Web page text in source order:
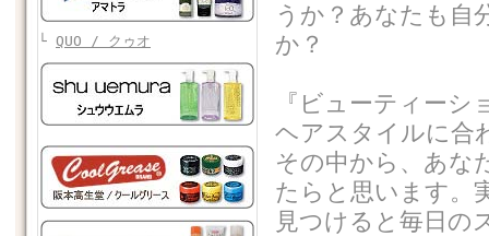
└ QUO / クゥオ
うか？あなたも自
か？
『ビューティー
ヘアスタイルに合
その中から、あな
たらと思います。
見つけると毎日の